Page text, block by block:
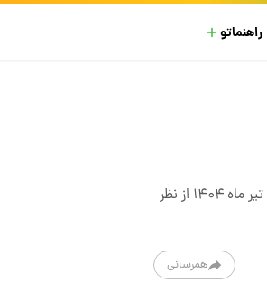
راهنماتو
همیشه در گذر زمان این تفال به حافظ است که در فرهنگ عامیانه ما باقی مانده‌است. در ادامه فال حافظ مخصوص روز یکشنبه ۸ تیر ماه ۱۴۰۴ از نظر
همرسانی